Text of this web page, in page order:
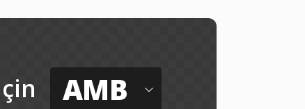
AMB